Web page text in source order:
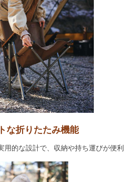
な折りたたみ機能
用的な設計で、収納や持ち運びが便利